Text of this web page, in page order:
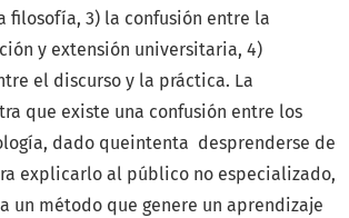
filosofía, 3) la confusión entre la
y extensión universitaria, 4)
el discurso y la práctica. La
que existe una confusión entre los
dado queintenta desprenderse de
explicarlo al público no especializado,
un método que genere un aprendizaje